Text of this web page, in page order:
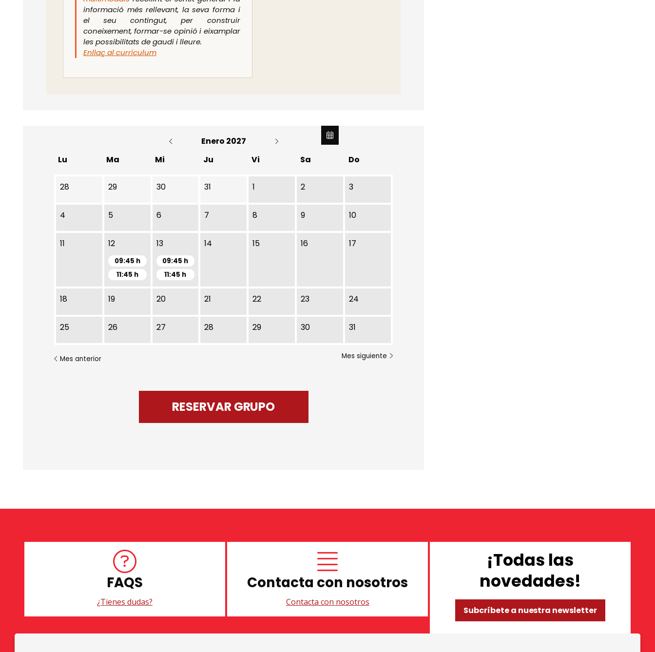
informació més rellevant, la seva forma i
el seu contingut, per construir
coneixement, formar-se opinió i eixamplar
les possibilitats de gaudi i lleure.
Enllaç al currículum
Enero 2027
Lu
Ma Mi Ju Vi Sa Do
28 29 30 31 1 2 3
4 5 6 7 8 9 10
11 12Martes 12 de Enero
09:45 h
11:45 h
13Miércoles 13 de Enero
09:45 h
11:45 h
14 15 16 17
18 19 20 21 22 23 24
25 26 27 28 29 30 31
Mes anterior Mes siguiente
RESERVAR GRUPO
FAQS
¿Tienes dudas?
Contacta con nosotros
Contacta con nosotros
¡Todas las
novedades!
Subcríbete a nuestra newsletter